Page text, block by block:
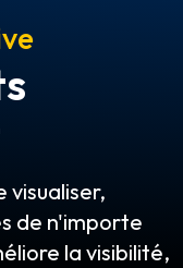
visualiser,
de n'importe
la visibilité,